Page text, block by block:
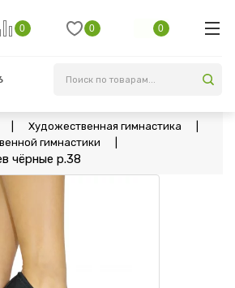
0 0 0
Художественная гимнастика
гимнастики
чёрные p.38